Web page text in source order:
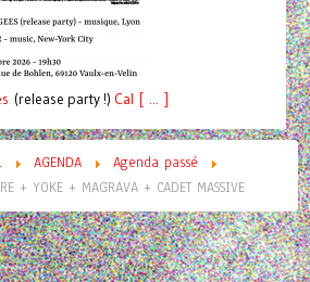
(release party !) Cal [ ... ]
AGENDA
Agenda passé
+ YOKE + MAGRAVA + CADET MASSIVE